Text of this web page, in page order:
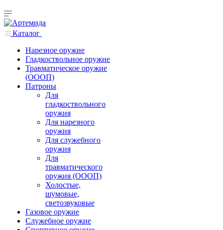
Каталог
Нарезное оружие
Гладкоствольное оружие
Травматическое оружие
(ОООП)
Патроны
Для
гладкоствольного
оружия
Для нарезного
оружия
Для служебного
оружия
Для
травматического
оружия (ОООП)
Холостые,
шумовые,
светозвуковые
Газовое оружие
Служебное оружие